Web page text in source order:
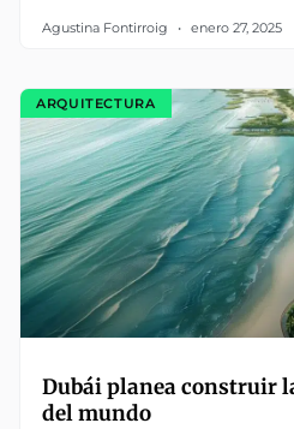
Agustina Fontirroig enero 27, 2025
ARQUITECTURA
Dubái planea construir
del mundo